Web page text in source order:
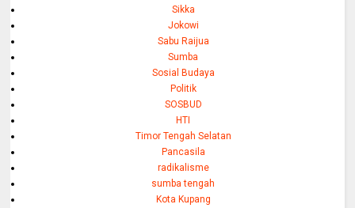
Sikka
Jokowi
Sabu Raijua
Sumba
Sosial Budaya
Politik
SOSBUD
HTI
Timor Tengah Selatan
Pancasila
radikalisme
sumba tengah
Kota Kupang